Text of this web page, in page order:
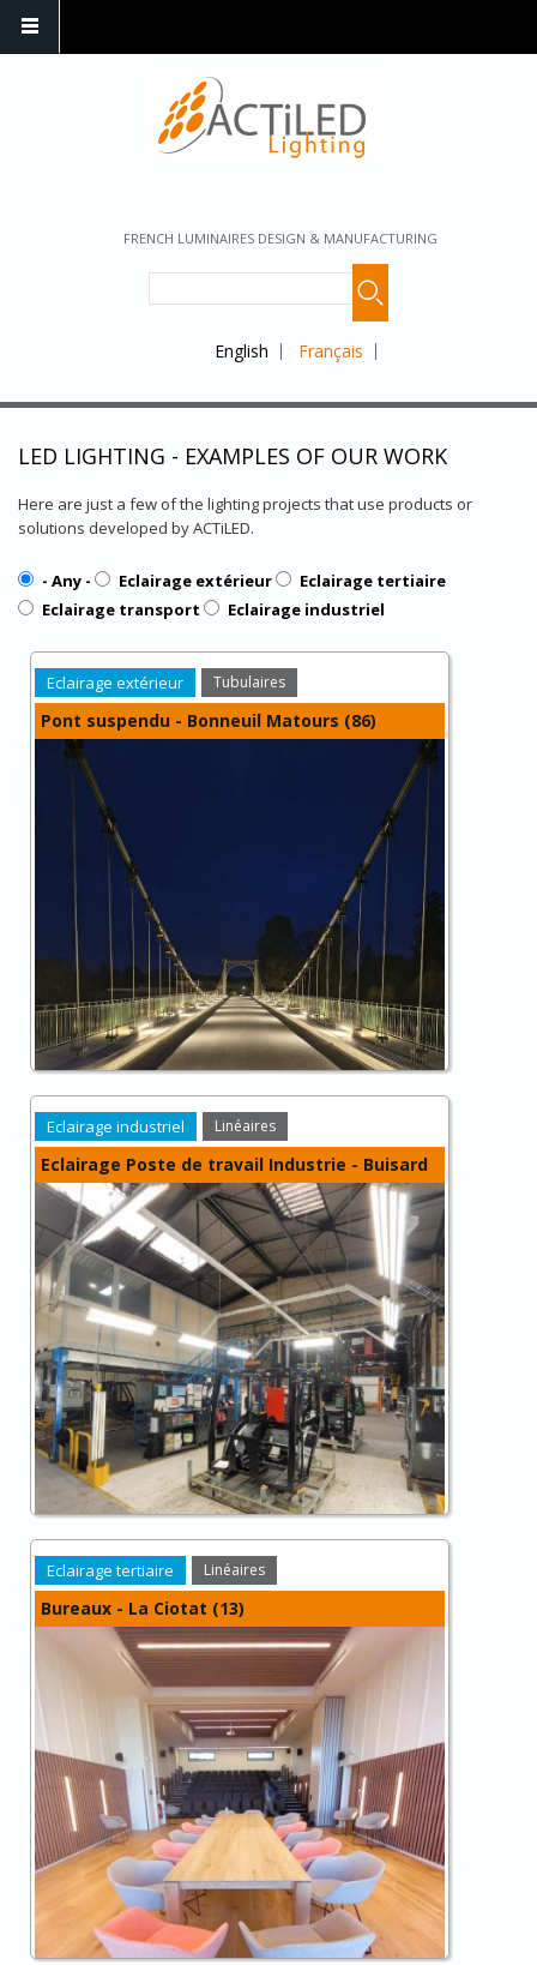
FRENCH LUMINAIRES DESIGN & MANUFACTURING
English Français
LED LIGHTING - EXAMPLES OF OUR WORK
Here are just a few of the lighting projects that use products or
solutions developed by ACTiLED.
- Any - Eclairage extérieur
Eclairage tertiaire
Eclairage transport
Eclairage industriel
Eclairage extérieur Tubulaires
Pont suspendu - Bonneuil Matours (86)
Eclairage industriel Linéaires
Eclairage Poste de travail Industrie - Buisard
Eclairage tertiaire Linéaires
Bureaux - La Ciotat (13)